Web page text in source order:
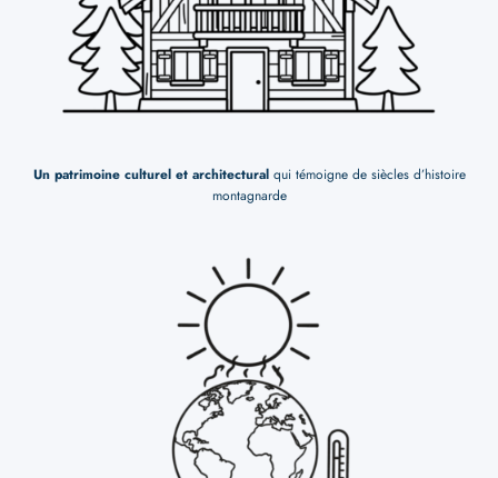
Un patrimoine culturel et architecturalqui témoigne de siècles d’histoire
montagnarde